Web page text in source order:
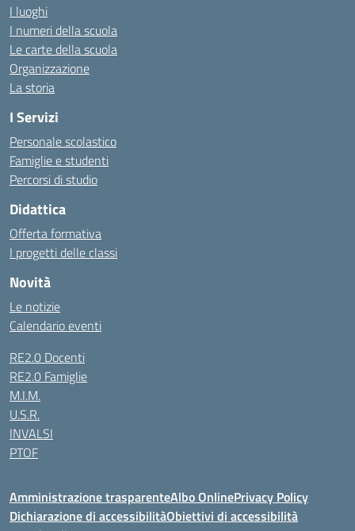
I luoghi
I numeri della scuola
Le carte della scuola
Organizzazione
La storia
I Servizi
Personale scolastico
Famiglie e studenti
Percorsi di studio
Didattica
Offerta formativa
I progetti delle classi
Novità
Le notizie
Calendario eventi
RE2.0 Docenti
RE2.0 Famiglie
M.I.M.
U.S.R.
INVALSI
PTOF
Amministrazione trasparenteAlbo OnlinePrivacy Policy
Dichiarazione di accessibilitàObiettivi di accessibilità